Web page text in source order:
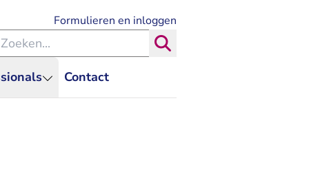
Contact
Formulieren en inloggen
binnen de Rechtspraak